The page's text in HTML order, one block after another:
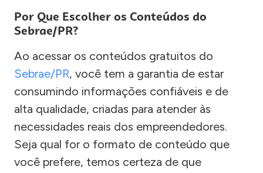
Por Que Escolher os Conteúdos do
Sebrae/PR?
Ao acessar os conteúdos gratuitos do
Sebrae/PR, você tem a garantia de estar
consumindo informações confiáveis e de
alta qualidade, criadas para atender às
necessidades reais dos empreendedores.
Seja qual for o formato de conteúdo que
você prefere, temos certeza de que